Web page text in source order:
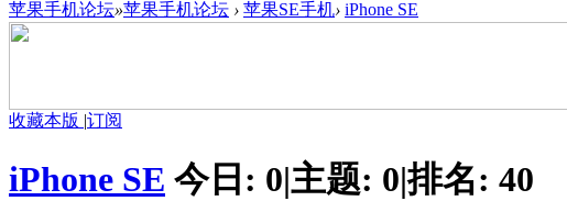
苹果手机论坛»苹果手机论坛 › 苹果SE手机› iPhone SE
收藏本版 |订阅
iPhone SE 今日: 0|主题: 0|排名: 40